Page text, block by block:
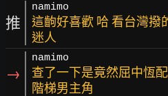
推
namimo
這齣好喜歡 哈 看台灣撥
迷人
→
namimo
查了一下是竟然屈中恆
階梯男主角